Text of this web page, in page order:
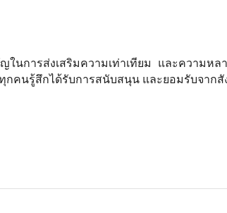
นการส่งเสริมความเท่าเทียม และความหล
กคนรู้สึกได้รับการสนับสนุน และยอมรับจากสั